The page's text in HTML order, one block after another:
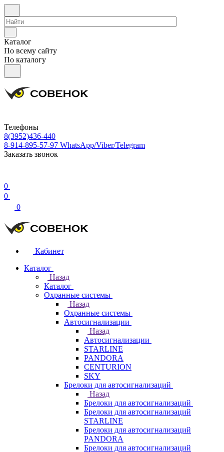
Каталог
По всему сайту
По каталогу
Телефоны
8(3952)436-440
8-914-895-57-97 WhatsApp/Viber/Telegram
Заказать звонок
0
0
0
Кабинет
Каталог
Назад
Каталог
Охранные системы
Назад
Охранные системы
Автосигнализации
Назад
Автосигнализации
STARLINE
PANDORA
CENTURION
SKY
Брелоки для автосигнализаций
Назад
Брелоки для автосигнализаций
Брелоки для автосигнализаций
STARLINE
Брелоки для автосигнализаций
PANDORA
Брелоки для автосигнализаций